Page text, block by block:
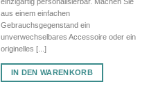
aus einem einfachen
Gebrauchsgegenstand ein
unverwechselbares Accessoire oder ein
originelles [...]
IN DEN WARENKORB